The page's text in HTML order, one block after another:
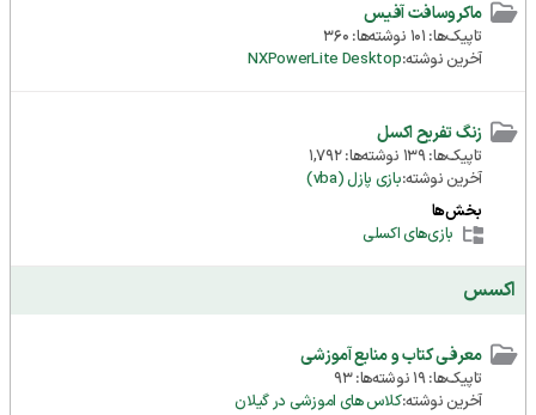
ماکروسافت آفیس
تاپیک‌ها: 101 نوشته‌ها: 360
آخرین نوشته:NXPowerLite Desktop
زنگ تفریح اکسل
تاپیک‌ها: 139 نوشته‌ها: 1,792
آخرین نوشته:بازی پازل (vba)
بخش‌ها
بازی‌های اکسلی
اکسس
معرفی کتاب و منابع آموزشی
تاپیک‌ها: 19 نوشته‌ها: 93
آخرین نوشته:کلاس های اموزشی در گیلان